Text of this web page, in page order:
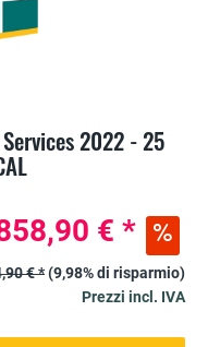
2022 - 25
€ *
€ *(9,98% di risparmio)
Prezzi incl. IVA